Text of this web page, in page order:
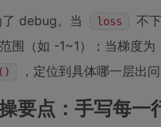
debug。当 loss
不
围（如 -1~1）；当梯度为
，定位到具体哪一层出
要点：手写每一